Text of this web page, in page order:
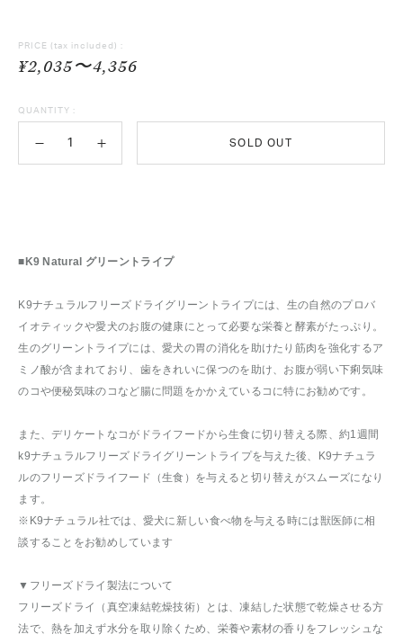
PRICE (tax included) :
¥2,035〜4,356
QUANTITY :
SOLD OUT
■K9 Natural グリーントライプ
K9ナチュラルフリーズドライグリーントライプには、生の自然のプロバ
イオティックや愛犬のお腹の健康にとって必要な栄養と酵素がたっぷり。
生のグリーントライプには、愛犬の胃の消化を助けたり筋肉を強化するア
ミノ酸が含まれており、歯をきれいに保つのを助け、お腹が弱い下痢気味
のコや便秘気味のコなど腸に問題をかかえているコに特にお勧めです。
また、デリケートなコがドライフードから生食に切り替える際、約1週間
k9ナチュラルフリーズドライグリーントライプを与えた後、K9ナチュラ
ルのフリーズドライフード（生食）を与えると切り替えがスムーズになり
ます。
※K9ナチュラル社では、愛犬に新しい食べ物を与える時には獣医師に相
談することをお勧めしています
▼フリーズドライ製法について
フリーズドライ（真空凍結乾燥技術）とは、凍結した状態で乾燥させる方
法で、熱を加えず水分を取り除くため、栄養や素材の香りをフレッシュな